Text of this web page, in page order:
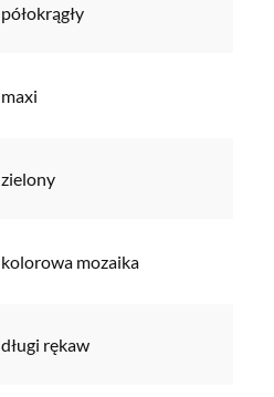
półokrągły
maxi
zielony
kolorowa mozaika
długi rękaw